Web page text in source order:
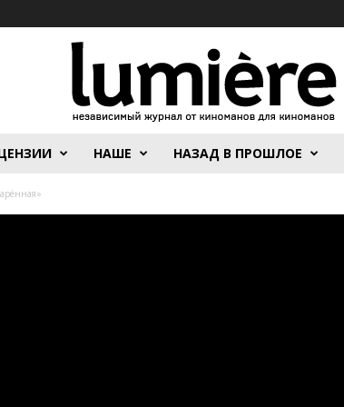
НАШЕ НАЗАД В ПРОШЛОЕ